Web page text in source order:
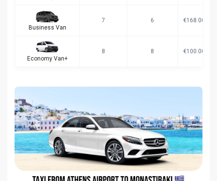
Business Van
7 6 €168.00
Economy Van+
8 8 €100.00